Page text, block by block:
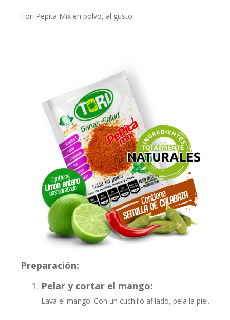
Tori Pepita Mix en polvo, al gusto.
Preparación:
Pelar y cortar el mango:
Lava el mango. Con un cuchillo afilado, pela la piel.